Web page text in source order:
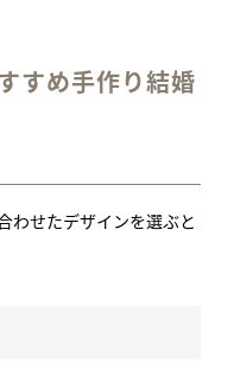
すめ手作り結婚
わせたデザインを選ぶと